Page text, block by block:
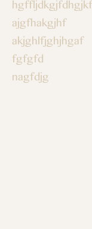
ajgfhakgjhf
akjghlfjghjhgaf
fgfgfd
nagfdjg